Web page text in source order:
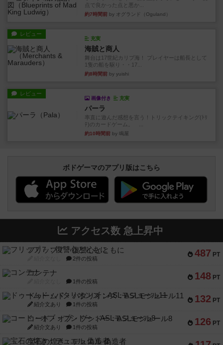
点で良かった点と悪か...
約7時間前 by オグランド（Oguland）
レビュー
充実
海賊と商人
舞台は17世紀カリブ海！ プレイヤーは船長として
1隻の船を駆り・・17...
約8時間前 by yuishi
レビュー
画像付き 充実
パーラ
率直に遊んだ感想を言う！トリックテイキング(ﾄﾘ
ﾃ)のカードゲーム。 ...
約10時間前 by 鳴屋
ボドゲーマのアプリ版はこちら
アクセス数 急上昇中
487 PT
フリップ７：復讐心とともに
2件の投稿
148 PT
コンテナ
1件の投稿
132 PT
ドゥームド・バタリオンズ：ASLモジュール11
紹介文あり 1件の投稿
126 PT
コード・オブ・ブシドー：ASLモジュール8
紹介文あり 1件の投稿
宝石の煌き：デュエル 偽造者